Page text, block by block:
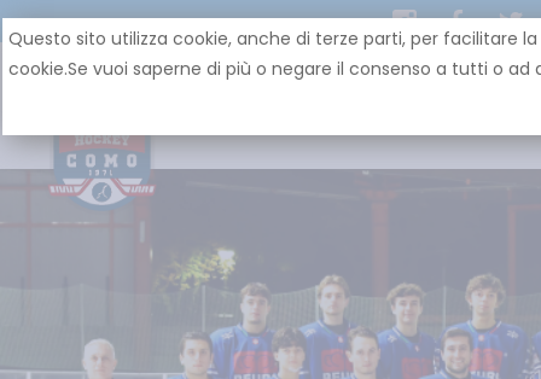
Questo sito utilizza cookie, anche di terze parti, per facilitare
cookie.Se vuoi saperne di più o negare il consenso a tutti o ad